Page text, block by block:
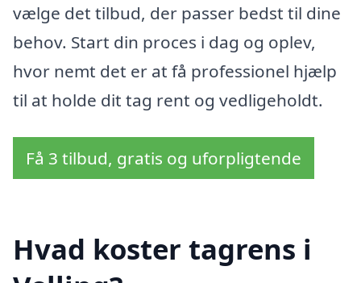
vælge det tilbud, der passer bedst til dine
behov. Start din proces i dag og oplev,
hvor nemt det er at få professionel hjælp
til at holde dit tag rent og vedligeholdt.
Få 3 tilbud, gratis og uforpligtende
Hvad koster tagrens i